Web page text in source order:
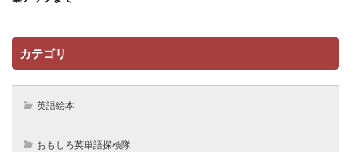
カテゴリ
英語絵本
おもしろ英単語探検隊